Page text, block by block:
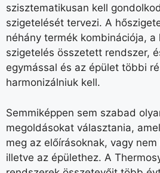
szisztematikusan kell
szigetelését tervezi. A
néhány termék kombinációja, a
szigetelés összetett rendszer,
egymással és az épület többi
harmonizálniuk kell.
Semmiképpen sem szabad
megoldásokat választania,
meg az előírásoknak, vagy
illetve az épülethez. A